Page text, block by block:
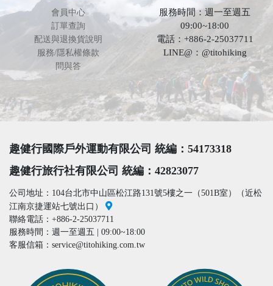
會員中心
訂單查詢
配送與退換貨說明
服務/隱私權條款
問與答
服務時間：週一至週五
09:00~18:00
電話：+886-2-25037711
LINE@：@titohiking
趣健行國際戶外運動有限公司 統編：54173318
趣健行旅行社有限公司 統編：42823077
公司地址：104台北市中山區松江路131號5樓之一（501B室）（近松
江南京捷運站七號出口）
聯絡電話：+886-2-25037711
服務時間：週一至週五 | 09:00~18:00
客服信箱：service@titohiking.com.tw